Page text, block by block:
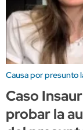
Causa por presunto
Caso
probar la